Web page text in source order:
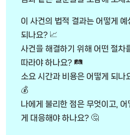
이 사건의 법적 결과는 어떻게 예
되나요? 📈
사건을 해결하기 위해 어떤 절차
따라야 하나요? 🛤️
소요 시간과 비용은 어떻게 되나
💰
나에게 불리한 점은 무엇이고, 어
게 대응해야 하나요? 🤔